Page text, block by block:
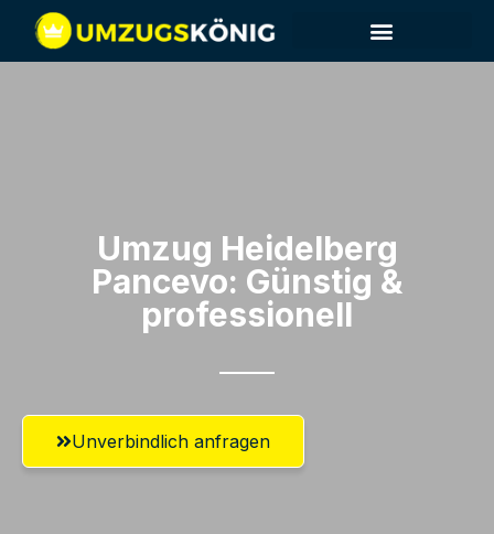
Umzug Heidelberg​
Pancevo: Günstig &
professionell​
Unverbindlich anfragen